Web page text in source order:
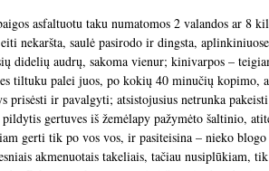
asfaltuotu taku numatomos 2 valandos ar 8
nekaršta, saulė pasirodo ir dingsta,
didelių audrų, sakoma vienur; kinivarpos –
tiltuku palei juos, po kokių 40 minučių kopimo,
prisėsti ir pavalgyti; atsistojusius netrunka
pildytis gertuves iš žemėlapy pažymėto šaltinio,
gerti tik po vos vos, ir pasiteisina – nieko
akmenuotais takeliais, tačiau nusiplūkiam,